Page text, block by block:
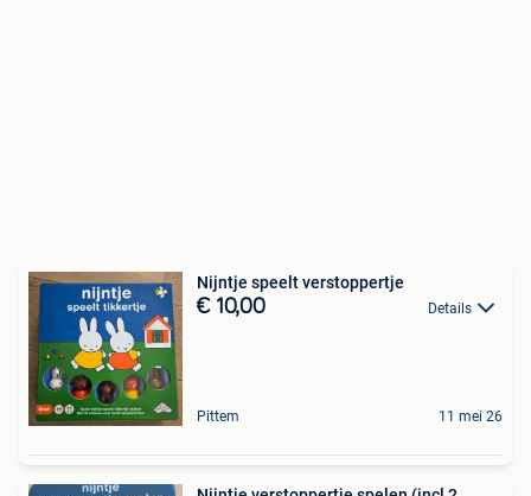
Nijntje speelt verstoppertje
€ 10,00 Details
Pittem 11 mei 26